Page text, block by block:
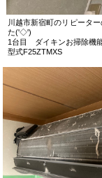
川越市新宿町のリピータ
た('◇')ゞ
1台目 ダイキンお掃除機
型式F25ZTMXS